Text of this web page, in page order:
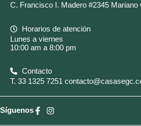
C. Francisco I. Madero #2345 Mariano
Horarios de atención
Lunes a viernes
10:00 am a 8:00 pm
Contacto
T. 33 1325 7251
Síguenos